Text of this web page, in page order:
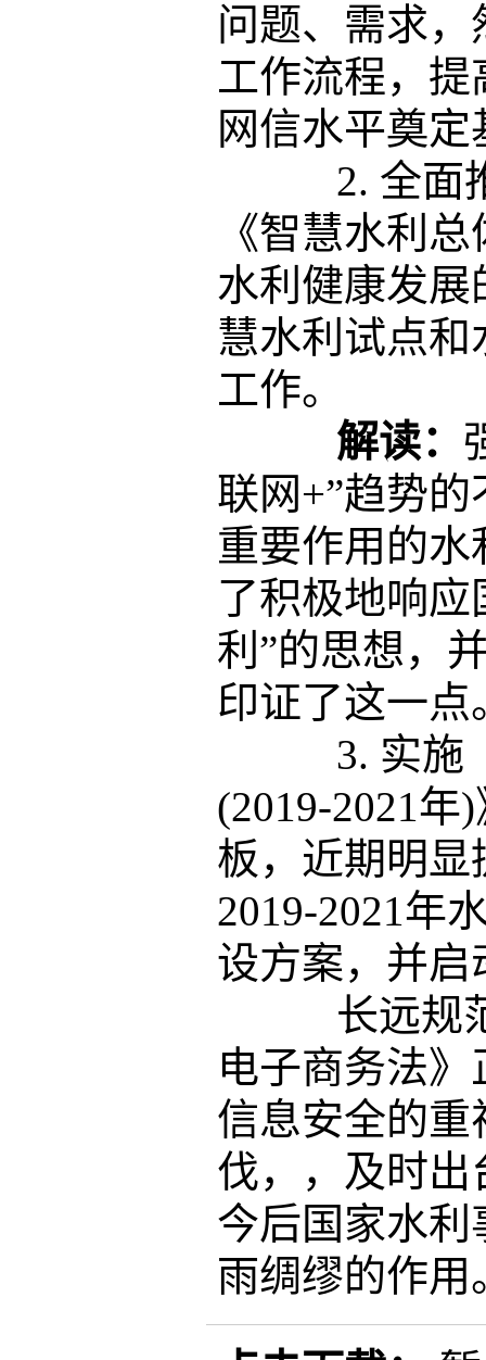
问题、需求
工作流程，
网信水平奠定
2. 全面推
《智慧水利
水利健康发
慧水利试点
工作。
解读：
联网+”趋势
重要作用的
了积极地响应
利”的思想，
印证了这一点
3. 实施《
(2019-2021
板，近期明
2019-2021年
设方案，并启
长远规范
电子商务法
信息安全的
伐，，及时
今后国家水
雨绸缪的作用